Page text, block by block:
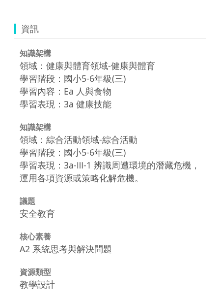
資訊
知識架構
領域：健康與體育領域-健康與體育
學習階段：國小5-6年級(三)
學習內容：Ea 人與食物
學習表現：3a 健康技能
知識架構
領域：綜合活動領域-綜合活動
學習階段：國小5-6年級(三)
學習表現：3a-Ⅲ-1 辨識周遭環境的潛藏危機，
運用各項資源或策略化解危機。
議題
安全教育
核心素養
A2 系統思考與解決問題
資源類型
教學設計